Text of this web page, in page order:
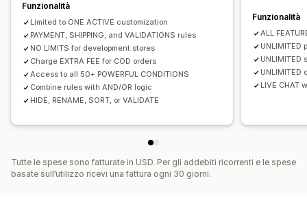
Regole per i metodi di pagamento
Nascondi il check-out rapido
Funzionalità
Limited to ONE ACTIVE customization
PAYMENT, SHIPPING, and VALIDATIONS rules
NO LIMITS for development stores
Charge EXTRA FEE for COD orders
Access to all 50+ POWERFUL CONDITIONS
Combine rules with AND/OR logic
HIDE, RENAME, SORT, or VALIDATE
Funzionalità
ALL
UNLIMITED
LIVE CHAT
Tutte le spese sono fatturate in USD. Per gli addebiti ricorrenti e le spese
basate sull’utilizzo ricevi una fattura ogni 30 giorni.